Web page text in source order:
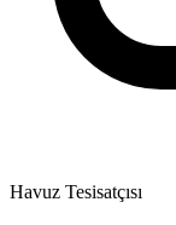
Havuz Tesisatçısı